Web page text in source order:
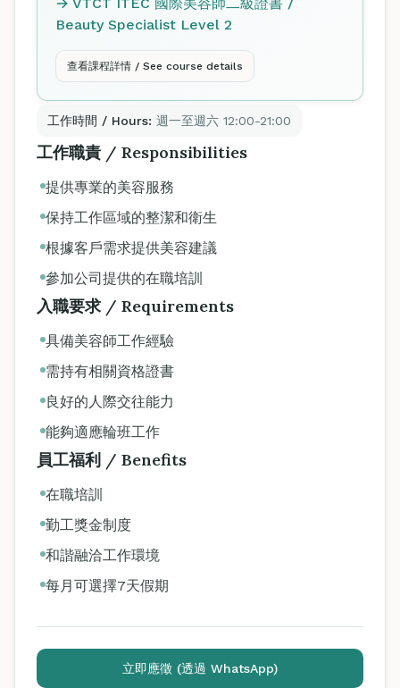
Beauty Specialist Level 2
查看課程詳情 / See course details
工作時間 / Hours: 週一至週六 12:00-21:00
工作職責 / Responsibilities
提供專業的美容服務
保持工作區域的整潔和衛生
根據客戶需求提供美容建議
參加公司提供的在職培訓
入職要求 / Requirements
具備美容師工作經驗
需持有相關資格證書
良好的人際交往能力
能夠適應輪班工作
員工福利 / Benefits
在職培訓
勤工獎金制度
和諧融洽工作環境
每月可選擇7天假期
立即應徵 (透過 WhatsApp)